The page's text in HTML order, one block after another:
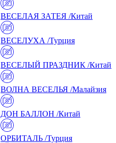
ВЕСЕЛАЯ ЗАТЕЯ /Китай
ВЕСЕЛУХА /Турция
ВЕСЕЛЫЙ ПРАЗДНИК /Китай
ВОЛНА ВЕСЕЛЬЯ /Малайзия
ДОН БАЛЛОН /Китай
ОРБИТАЛЬ /Турция